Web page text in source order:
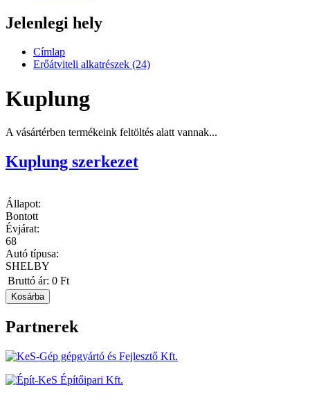
Jelenlegi hely
Címlap
Erőátviteli alkatrészek (24)
Kuplung
A vásártérben termékeink feltöltés alatt vannak...
Kuplung szerkezet
Állapot:
Bontott
Évjárat:
68
Autó típusa:
SHELBY
Bruttó ár: 0 Ft
Partnerek